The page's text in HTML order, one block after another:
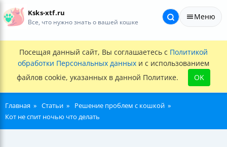
Ksks-xtf.ru
Все, что нужно знать о вашей кошке
Меню
Посещая данный сайт, Вы соглашаетесь с Политикой
обработки Персональных данных и с использованием
файлов cookie, указанных в данной Политике.
OK
Главная Статьи
Решение проблем с кошкой
Кот не спит ночью что делать